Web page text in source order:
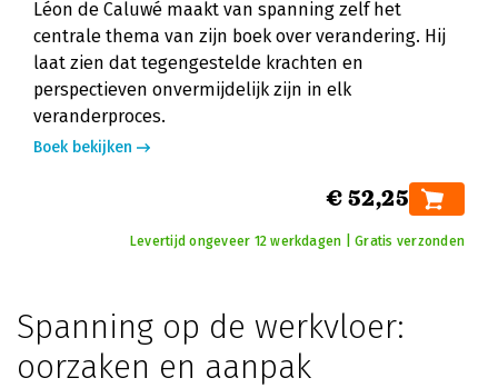
Léon de Caluwé maakt van spanning zelf het
centrale thema van zijn boek over verandering. Hij
laat zien dat tegengestelde krachten en
perspectieven onvermijdelijk zijn in elk
veranderproces.
Boek bekijken
€ 52,25
Levertijd ongeveer 12 werkdagen | Gratis verzonden
Spanning op de werkvloer:
oorzaken en aanpak